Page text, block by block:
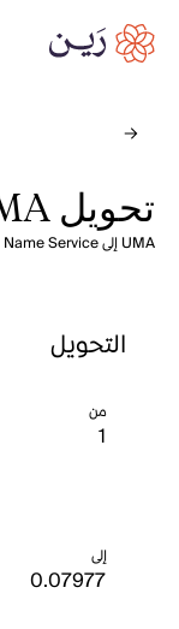
تحويل UMA إلى ENS
UMA إلى Ethereum Name Service
التحويل
من
إلى